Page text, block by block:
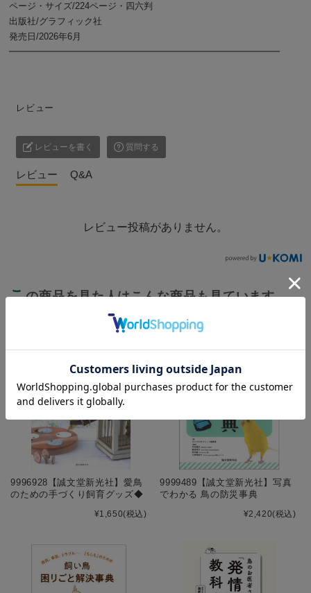
ページ・サイズ/224ページ・四六判
出版社/グラフィック社
発売日/2026年6月
━━━━━━━━━━━━━━━━━━━━━━━━━━━━━━
レビュー
レビューを書く 質問する
レビュー Q&A
レビュー投稿がありません。
この商品を見た人はこんな商品も見ています
9996928【誠文堂新光社】愛鳥
のための手づくり飼育グッズ◆
¥1,650(税込)
9999489【誠文堂新光社】写真
でわかる 鳥の防災事典
¥2,420(税込)